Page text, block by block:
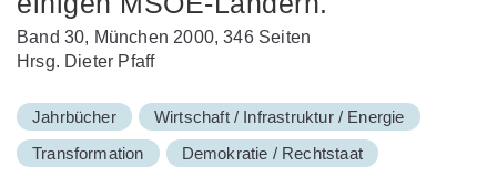
Band 30, München 2000, 346 Seiten
Hrsg. Dieter Pfaff
Jahrbücher
Wirtschaft / Infrastruktur / Energie
Transformation
Demokratie / Rechtstaat